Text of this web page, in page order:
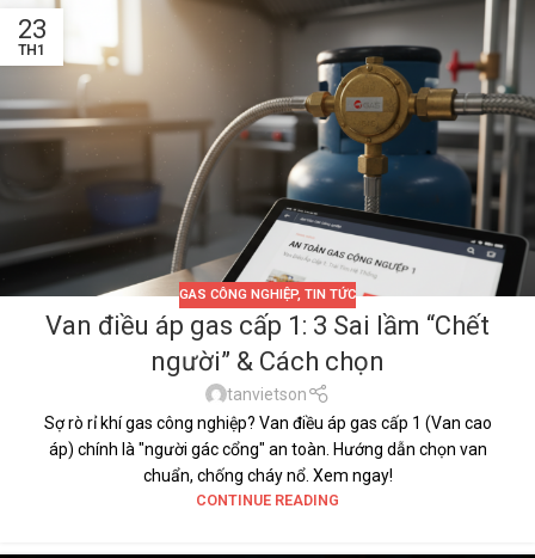
23
TH1
GAS CÔNG NGHIỆP, TIN TỨC
Van điều áp gas cấp 1: 3 Sai lầm “Chết
người” & Cách chọn
tanvietson
Sợ rò rỉ khí gas công nghiệp? Van điều áp gas cấp 1 (Van cao
áp) chính là "người gác cổng" an toàn. Hướng dẫn chọn van
chuẩn, chống cháy nổ. Xem ngay!
CONTINUE READING